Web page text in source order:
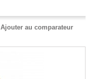
Ajouter au comparateur